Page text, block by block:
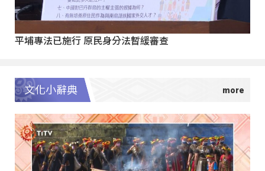
平埔專法已施行 原民身分法暫緩審查
文化小辭典